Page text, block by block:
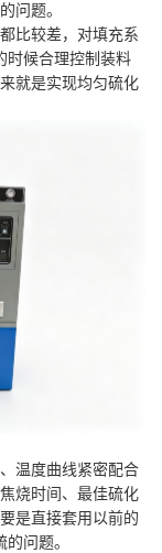
问题。
比较差，对填充系
时候合理控制装料
就是实现均匀硫化
温度曲线紧密配合
烧时间、最佳硫化
是直接套用以前的
问题。